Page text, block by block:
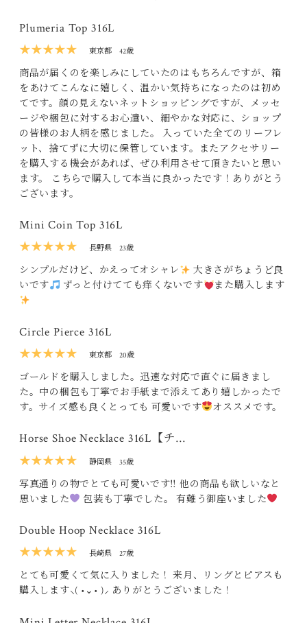
Plumeria Top 316L
★★★★★
東京都 42歳
商品が届くのを楽しみにしていたのはもちろんですが、箱
をあけてこんなに嬉しく、温かい気持ちになったのは初め
てです。顔の見えないネットショッピングですが、メッセ
ージや梱包に対するお心遣い、細やかな対応に、ショップ
の皆様のお人柄を感じました。 入っていた全てのリーフレ
ット、捨てずに大切に保管しています。またアクセサリー
を購入する機会があれば、ぜひ利用させて頂きたいと思い
ます。 こちらで購入して本当に良かったです！ありがとう
ございます。
Mini Coin Top 316L
★★★★★
長野県 23歳
シンプルだけど、かえってオシャレ
大きさがちょうど良
いです
ずっと付けてても痒くないです また購入します
Circle Pierce 316L
★★★★★
東京都 20歳
ゴールドを購入しました。迅速な対応で直ぐに届きまし
た。中の梱包も丁寧でお手紙まで添えてあり嬉しかったで
す。サイズ感も良くとっても 可愛いです
オススメです。
Horse Shoe Necklace 316L【チ…
★★★★★
静岡県 35歳
写真通りの物でとても可愛いです‼ 他の商品も欲しいなと
思いました
包装も丁寧でした。 有難う御座いました
Double Hoop Necklace 316L
★★★★★
長崎県 27歳
とても可愛くて気に入りました！ 来月、リングとピアスも
購入します‪⸜( •⌄• )⸝‬ ありがとうございました！